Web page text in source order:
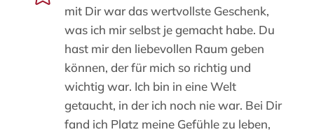
mit Dir war das wertvollste Geschenk,
was ich mir selbst je gemacht habe. Du
hast mir den liebevollen Raum geben
können, der für mich so richtig und
wichtig war. Ich bin in eine Welt
getaucht, in der ich noch nie war. Bei Dir
fand ich Platz meine Gefühle zu leben,